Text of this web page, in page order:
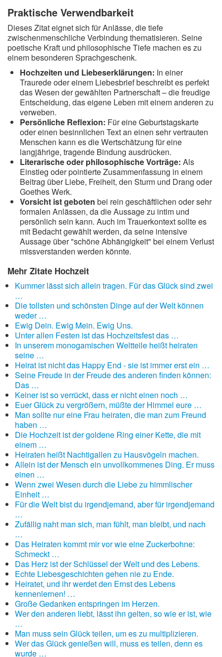
Praktische Verwendbarkeit
Dieses Zitat eignet sich für Anlässe, die tiefe
zwischenmenschliche Verbindung thematisieren. Seine
poetische Kraft und philosophische Tiefe machen es zu
einem besonderen Sprachgeschenk.
Hochzeiten und Liebeserklärungen: In einer
Traurede oder einem Liebesbrief beschreibt es perfekt
das Wesen der gewählten Partnerschaft – die freudige
Entscheidung, das eigene Leben mit einem anderen zu
verweben.
Persönliche Reflexion: Für eine Geburtstagskarte
oder einen besinnlichen Text an einen sehr vertrauten
Menschen kann es die Wertschätzung für eine
langjährige, tragende Bindung ausdrücken.
Literarische oder philosophische Vorträge: Als
Einstieg oder pointierte Zusammenfassung in einem
Beitrag über Liebe, Freiheit, den Sturm und Drang oder
Goethes Werk.
Vorsicht ist geboten bei rein geschäftlichen oder sehr
formalen Anlässen, da die Aussage zu intim und
persönlich sein kann. Auch im Trauerkontext sollte es
mit Bedacht gewählt werden, da seine intensive
Aussage über "schöne Abhängigkeit" bei einem Verlust
missverstanden werden könnte.
Mehr Zitate Hochzeit
Kummer lässt sich allein tragen. Für das Glück sind zwei
…
Die tollsten und schönsten Dinge auf der Welt können
weder …
Ewig Dein. Ewig Mein. Ewig Uns.
Unter allen Festen ist das Hochzeitsfest das …
In unserem monogamischen Weltteile heißt heiraten
seine …
Heirat ist nicht das Happy End - sie ist immer erst ein …
Seine Freude in der Freude des anderen finden können:
Das …
Keiner ist so verrückt, dass er nicht einen noch …
Euer Glück zu vergrößern, müßte der Himmel eure …
Man sollte nur eine Frau heiraten, die man zum Freund
haben …
Die Hochzeit ist der goldene Ring einer Kette, die mit
einem …
Heiraten heißt Nachtigallen zu Hausvögeln machen.
Allein ist der Mensch ein unvollkommenes Ding. Er muss
einen …
Wenn zwei Wesen durch die Liebe zu himmlischer
Einheit …
Für die Welt bist du irgendjemand, aber für irgendjemand
…
Zufällig naht man sich, man fühlt, man bleibt, und nach
…
Das Heiraten kommt mir vor wie eine Zuckerbohne:
Schmeckt …
Das Herz ist der Schlüssel der Welt und des Lebens.
Echte Liebesgeschichten gehen nie zu Ende.
Heiratet, und ihr werdet den Ernst des Lebens
kennenlernen! …
Große Gedanken entspringen im Herzen.
Wer den anderen liebt, lässt ihn gelten, so wie er ist, wie
…
Man muss sein Glück teilen, um es zu multiplizieren.
Wer das Glück genießen will, muss es teilen, denn es
wurde …